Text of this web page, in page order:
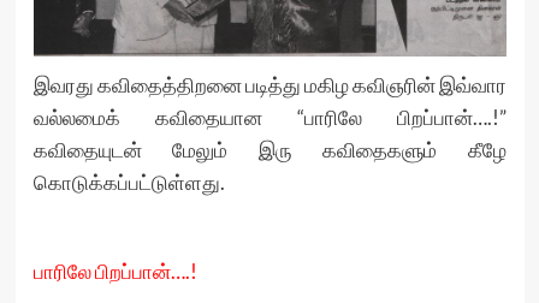
இவரது கவிதைத்திறனை படித்து மகிழ கவிஞரின் இவ்வார
வல்லமைக் கவிதையான “பாரிலே பிறப்பான்….!”
கவிதையுடன் மேலும் இரு கவிதைகளும் கீழே
கொடுக்கப்பட்டுள்ளது.
பாரிலே பிறப்பான்….!